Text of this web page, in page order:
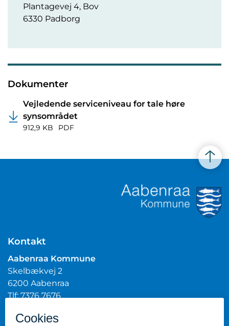
Plantagevej 4, Bov
6330 Padborg
Dokumenter
Vejledende serviceniveau for tale høre
synsområdet
912,9 KB PDF
Kontakt
Aabenraa Kommune
Skelbækvej 2
6200 Aabenraa
Tlf: 7376 7676
CVR.nr.: 29189854